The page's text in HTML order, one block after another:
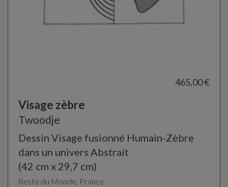
465,00 €
Visage zèbre
Twoodje
Dessin Visage fusionné Humain-Zèbre
dans un univers Abstrait
(42 cm x 29,7 cm)
Reste du Monde, France